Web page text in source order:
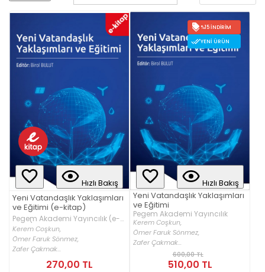
Hızlı Bakış
Yeni Vatandaşlık Yaklaşımları
ve Eğitimi (e-kitap)
Pegem Akademi Yayıncılık (e-
kitap)
Kerem Coşkun,
Ömer Faruk Sönmez,
Zafer Çakmak...
270,00 TL
%15 İNDIRIM
YENI ÜRÜN
Hızlı Bakış
Yeni Vatandaşlık Yaklaşımları
ve Eğitimi
Pegem Akademi Yayıncılık
Kerem Coşkun,
Ömer Faruk Sönmez,
Zafer Çakmak...
600,00 TL
510,00 TL